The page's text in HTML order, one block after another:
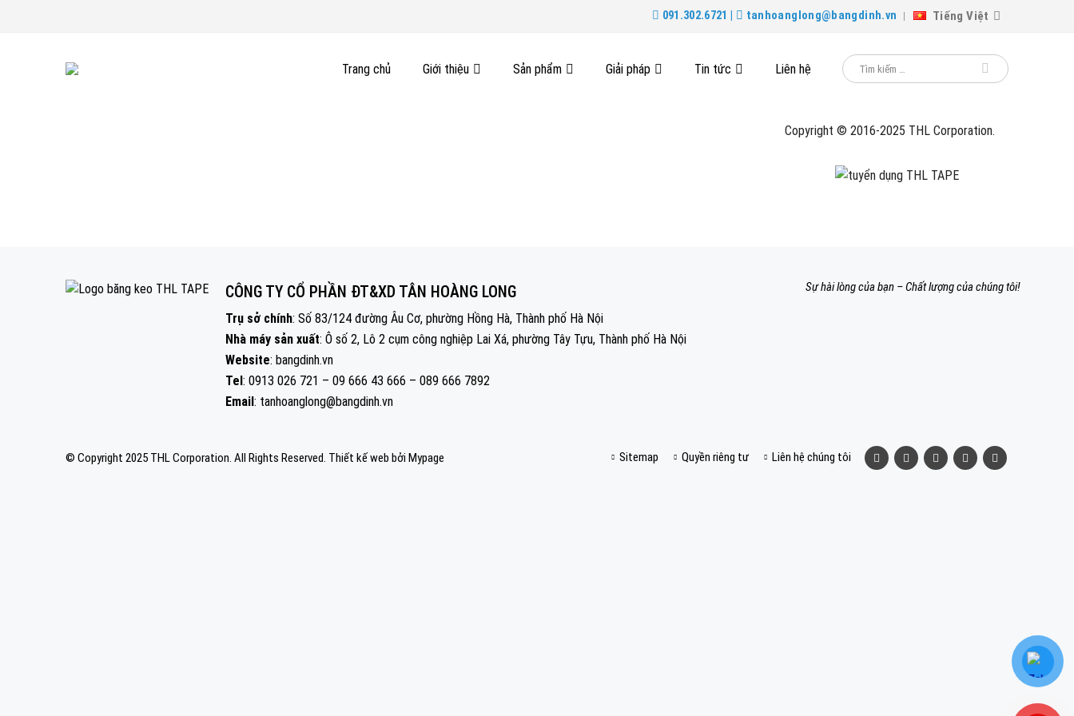
091.302.6721 | tanhoanglong@bangdinh.vn Tiếng Việt
Trang chủ Giới thiệu Sản phẩm Giải pháp Tin tức Liên hệ
Copyright © 2016-2025 THL Corporation.
CÔNG TY CỔ PHẦN ĐT&XD TÂN HOÀNG LONG
Trụ sở chính: Số 83/124 đường Âu Cơ, phường Hồng Hà, Thành phố Hà Nội
Nhà máy sản xuất: Ô số 2, Lô 2 cụm công nghiệp Lai Xá, phường Tây Tựu, Thành phố Hà Nội
Website: bangdinh.vn
Tel: 0913 026 721 – 09 666 43 666 – 089 666 7892
Email: tanhoanglong@bangdinh.vn
Sự hài lòng của bạn – Chất lượng của chúng tôi!
© Copyright 2025 THL Corporation. All Rights Reserved. Thiết kế web bởi Mypage Sitemap Quyền riêng tư Liên hệ chúng tôi